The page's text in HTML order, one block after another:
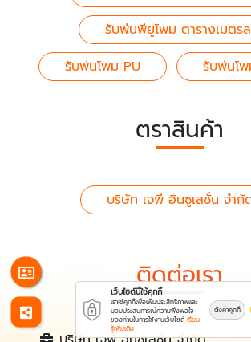
รับพ่นพียูโพม ตารางเมตรล
รับพ่นโพม PU
รับพ่นโ
ตราสินค้า
บริษัท เจพี อินซูเลชั่น จำกั
ติดต่อเรา
เว็บไซต์นี้ใช้คุกกี้
เราใช้คุกกี้เพื่อเพิ่มประสิทธิภาพและ
มอบประสบการณ์ความพึงพอใจ
ของท่านในการใช้งานเว็บไซต์ เรียน
รู้เพิ่มเติม
ตั้งค่าคุกกี้